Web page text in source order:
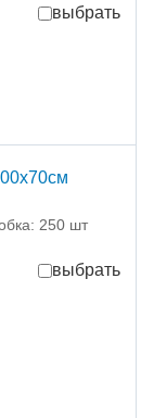
выбрать
250 шт
выбрать